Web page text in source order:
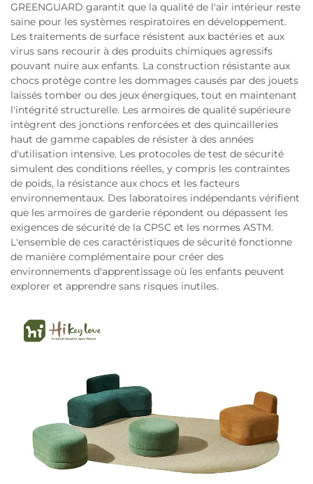
GREENGUARD garantit que la qualité de l'air intérieur reste
saine pour les systèmes respiratoires en développement.
Les traitements de surface résistent aux bactéries et aux
virus sans recourir à des produits chimiques agressifs
pouvant nuire aux enfants. La construction résistante aux
chocs protège contre les dommages causés par des jouets
laissés tomber ou des jeux énergiques, tout en maintenant
l'intégrité structurelle. Les armoires de qualité supérieure
intègrent des jonctions renforcées et des quincailleries
haut de gamme capables de résister à des années
d'utilisation intensive. Les protocoles de test de sécurité
simulent des conditions réelles, y compris les contraintes
de poids, la résistance aux chocs et les facteurs
environnementaux. Des laboratoires indépendants vérifient
que les armoires de garderie répondent ou dépassent les
exigences de sécurité de la CPSC et les normes ASTM.
L'ensemble de ces caractéristiques de sécurité fonctionne
de manière complémentaire pour créer des
environnements d'apprentissage où les enfants peuvent
explorer et apprendre sans risques inutiles.